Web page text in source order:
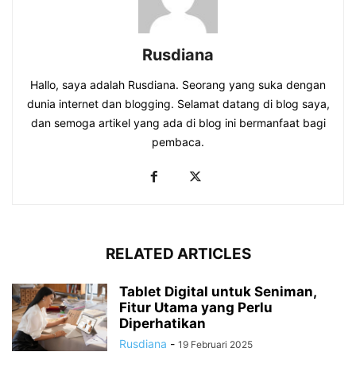
Rusdiana
Hallo, saya adalah Rusdiana. Seorang yang suka dengan
dunia internet dan blogging. Selamat datang di blog saya,
dan semoga artikel yang ada di blog ini bermanfaat bagi
pembaca.
RELATED ARTICLES
Tablet Digital untuk Seniman,
Fitur Utama yang Perlu
Diperhatikan
Rusdiana - 19 Februari 2025